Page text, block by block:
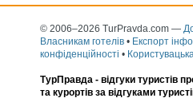
© 2006–2026 TurPravda.com —
Власникам готелів • Експорт
конфіденційності •
ТурПравда - відгуки туристів
та курортів за відгуками